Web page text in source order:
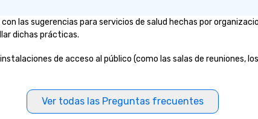
las sugerencias para servicios de salud hechas por
dichas prácticas.
de acceso al público (como las salas de reuniones,
Ver todas las Preguntas frecuentes